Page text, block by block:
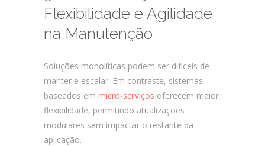
Flexibilidade e Agilidade
na Manutenção
Soluções monolíticas podem ser difíceis de
manter e escalar. Em contraste, sistemas
baseados em micro-serviços oferecem maior
flexibilidade, permitindo atualizações
modulares sem impactar o restante da
aplicação.